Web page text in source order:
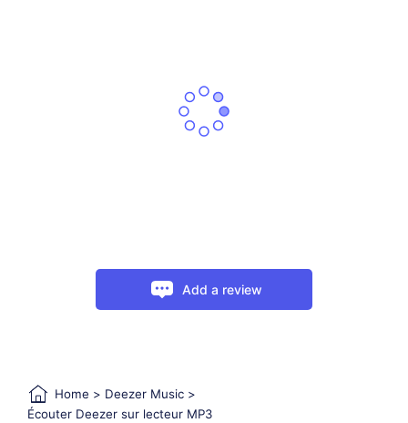
Add a review
Home > Deezer Music >
Écouter Deezer sur lecteur MP3